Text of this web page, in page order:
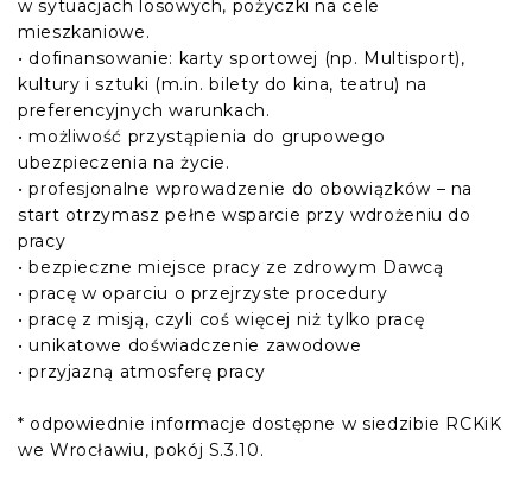
w sytuacjach losowych, pożyczki na cele
mieszkaniowe.
• dofinansowanie: karty sportowej (np. Multisport),
kultury i sztuki (m.in. bilety do kina, teatru) na
preferencyjnych warunkach.
• możliwość przystąpienia do grupowego
ubezpieczenia na życie.
• profesjonalne wprowadzenie do obowiązków – na
start otrzymasz pełne wsparcie przy wdrożeniu do
pracy
• bezpieczne miejsce pracy ze zdrowym Dawcą
• pracę w oparciu o przejrzyste procedury
• pracę z misją, czyli coś więcej niż tylko pracę
• unikatowe doświadczenie zawodowe
• przyjazną atmosferę pracy
* odpowiednie informacje dostępne w siedzibie RCKiK
we Wrocławiu, pokój S.3.10.